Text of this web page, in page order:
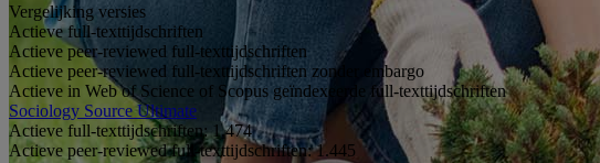
Vergelijking versies
Actieve full-texttijdschriften
Actieve peer-reviewed full-texttijdschriften
Actieve peer-reviewed full-texttijdschriften zonder embargo
Actieve in Web of Science of Scopus geïndexeerde full-texttijdschriften
Sociology Source Ultimate
Actieve full-texttijdschriften:1.474
Actieve peer-reviewed full-texttijdschriften:1.445